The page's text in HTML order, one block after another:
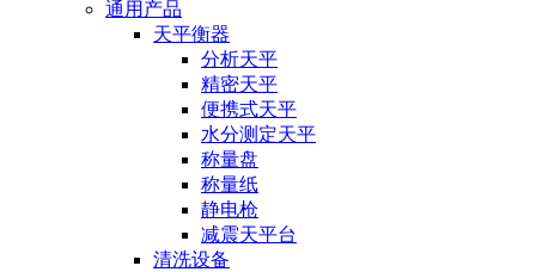
通用产品
天平衡器
分析天平
精密天平
便携式天平
水分测定天平
称量盘
称量纸
静电枪
减震天平台
清洗设备